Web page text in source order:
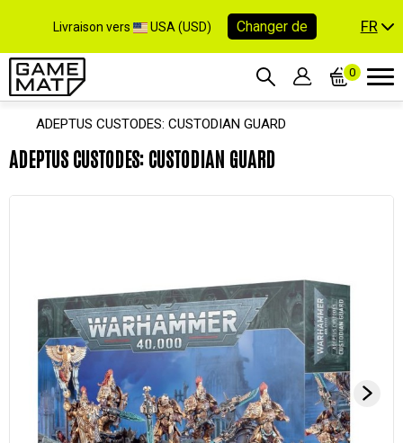
Livraison vers USA (USD) Changer de FR
0
ADEPTUS CUSTODES: CUSTODIAN GUARD
ADEPTUS CUSTODES: CUSTODIAN GUARD